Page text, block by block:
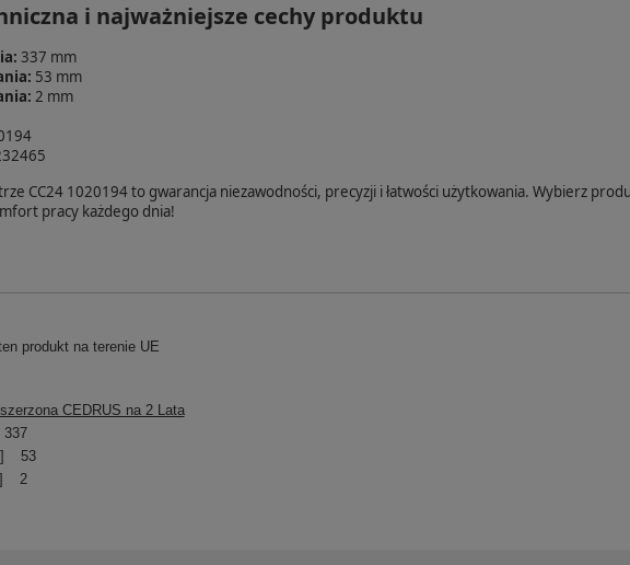
i najważniejsze cechy produktu
337 mm
53 mm
2 mm
CC24 1020194 to gwarancja niezawodności, precyzji i łatwości użytkowania. Wybierz
pracy każdego dnia!
produkt na terenie UE
CEDRUS na 2 Lata
337
53
2